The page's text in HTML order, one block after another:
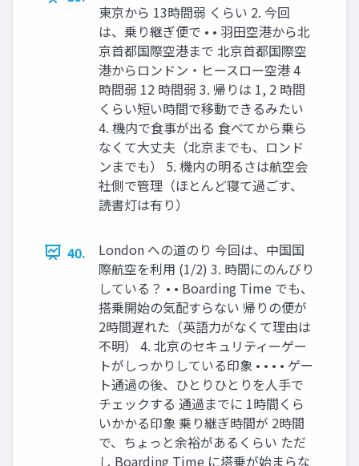
東京から 13時間弱 くらい 2. 今回
は、乗り継ぎ便で • • 羽田空港から北
京首都国際空港まで 北京首都国際空
港からロンドン・ヒースロー空港 4
時間弱 12 時間弱 3. 帰りは 1, 2 時間
くらい短い時間で移動できるみたい
4. 機内で食事が出る 食べてから乗ら
なくて大丈夫（北京までも、ロンド
ンまでも） 5. 機内の明るさは航空会
社側で管理（ほとんど寝て過ごす、
読書灯は有り）
40.
London への道のり 今回は、中国国
際航空を利用 (1/2) 3. 時間にのんびり
している？ • • Boarding Time でも、
搭乗開始の気配すらない 帰りの便が
2時間遅れた（英語力がなくて理由は
不明） 4. 北京のセキュリティーゲー
トがしっかりしている印象 • • • • ゲー
ト通過の後、ひとりひとりを人手で
チェックする 通過までに 1時間くら
いかかる印象 乗り継ぎ時間が 2時間
で、ちょっと余裕があるくらい ただ
し Boarding Time に塔乗が始まらな